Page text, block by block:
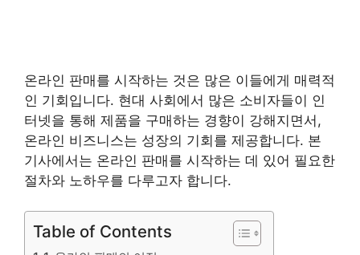
온라인 판매를 시작하는 것은 많은 이들에게 매력적
인 기회입니다. 현대 사회에서 많은 소비자들이 인
터넷을 통해 제품을 구매하는 경향이 강해지면서,
온라인 비즈니스는 성장의 기회를 제공합니다. 본
기사에서는 온라인 판매를 시작하는 데 있어 필요한
절차와 노하우를 다루고자 합니다.
Table of Contents